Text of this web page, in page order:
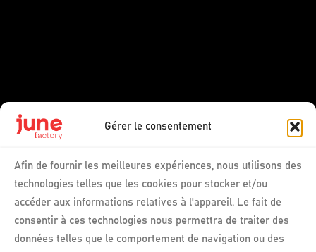
Gérer le consentement
Afin de fournir les meilleures expériences, nous utilisons des
technologies telles que les cookies pour stocker et/ou
accéder aux informations relatives à l'appareil. Le fait de
consentir à ces technologies nous permettra de traiter des
données telles que le comportement de navigation ou des